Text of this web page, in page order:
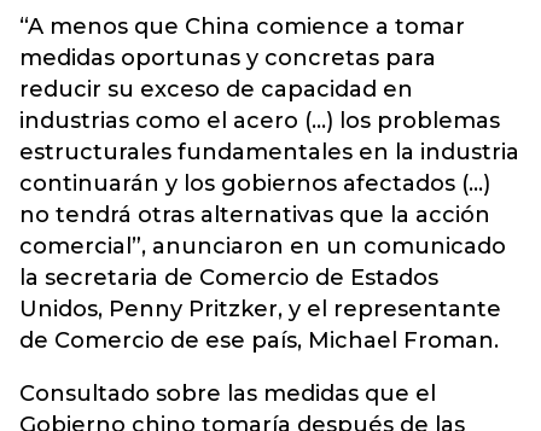
“A menos que China comience a tomar
medidas oportunas y concretas para
reducir su exceso de capacidad en
industrias como el acero (...) los problemas
estructurales fundamentales en la industria
continuarán y los gobiernos afectados (...)
no tendrá otras alternativas que la acción
comercial”, anunciaron en un comunicado
la secretaria de Comercio de Estados
Unidos, Penny Pritzker, y el representante
de Comercio de ese país, Michael Froman.
Consultado sobre las medidas que el
Gobierno chino tomaría después de las